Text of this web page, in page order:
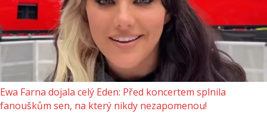
Ewa Farna dojala celý Eden: Před koncertem splnila
fanouškům sen, na který nikdy nezapomenou!